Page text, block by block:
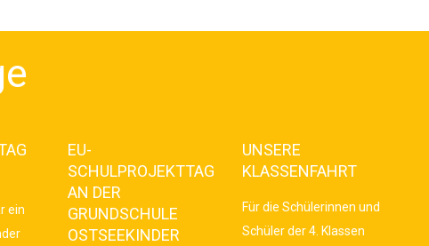
ein
EU-
SCHULPROJEKTTAG
AN DER
GRUNDSCHULE
OSTSEEKINDER
UNSERE
KLASSENFAHRT
Für die Schülerinnen und
Schüler der 4. Klassen